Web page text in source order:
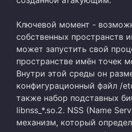
Ключевой момент -
собственных пространств
может запустить свой
пространстве имён точек
Внутри этой среды он
конфигурационный файл /
также набор подставных
libnss_*.so.2. NSS (Name
механизм, который